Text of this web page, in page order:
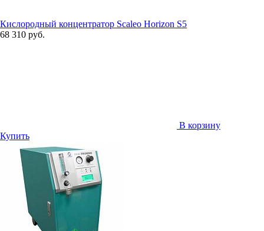
Кислородный концентратор Scaleo Horizon S5
68 310 руб.
В корзину
Купить